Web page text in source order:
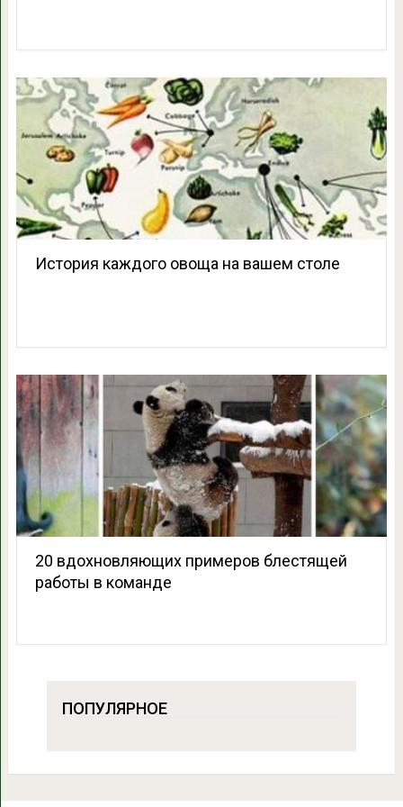
История каждого овоща на вашем столе
20 вдохновляющих примеров блестящей
работы в команде
ПОПУЛЯРНОЕ